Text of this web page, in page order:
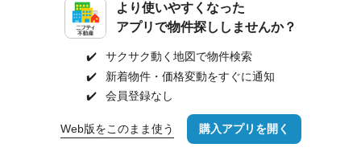
より使いやすくなった
アプリで物件探ししませんか？
✔️
サクサク動く地図で物件検索
✔️
新着物件・価格変動をすぐに通知
✔️
会員登録なし
Web版をこのまま使う 購入アプリを開く
路線・駅を変更 詳細条件を変更
新築一戸建て 新築マンション
中古マンション